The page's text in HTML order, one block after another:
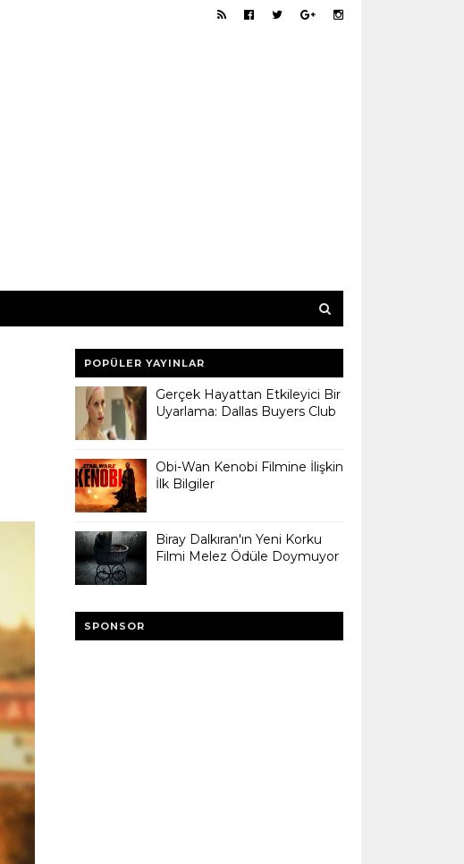
POPÜLER YAYINLAR
Gerçek Hayattan Etkileyici Bir
Uyarlama: Dallas Buyers Club
Obi-Wan Kenobi Filmine İlişkin
İlk Bilgiler
Biray Dalkıran'ın Yeni Korku
Filmi Melez Ödüle Doymuyor
SPONSOR